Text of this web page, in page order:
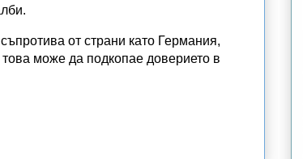
от страни като Германия,
може да подкопае доверието в